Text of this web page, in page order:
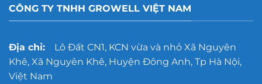
CÔNG TY TNHH GROWELL VIỆT NAM
Địa chỉ:Lô Đất CN1, KCN vừa và nhỏ Xã Nguyên
Khê, Xã Nguyên Khê, Huyện Đông Anh, Tp Hà Nội,
Việt Nam